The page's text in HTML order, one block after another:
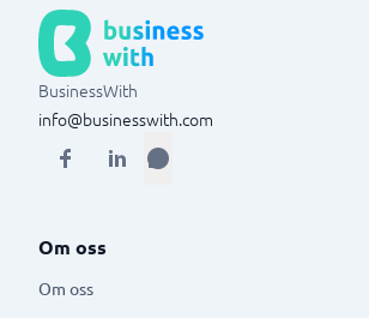
BusinessWith
info@businesswith.com
Om oss
Om oss